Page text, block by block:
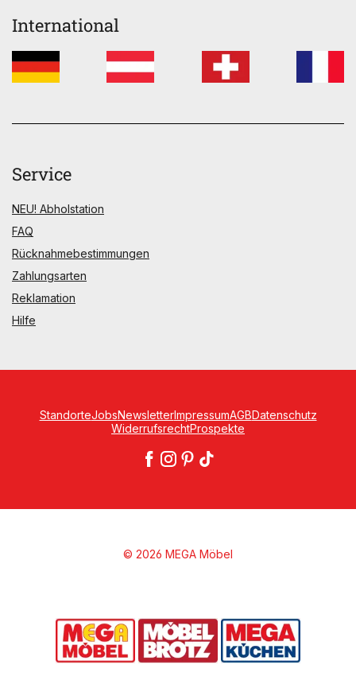
International
Service
NEU! Abholstation
FAQ
Rücknahmebestimmungen
Zahlungsarten
Reklamation
Hilfe
StandorteJobsNewsletterImpressumAGBDatenschutz
WiderrufsrechtProspekte
© 2026 MEGA Möbel